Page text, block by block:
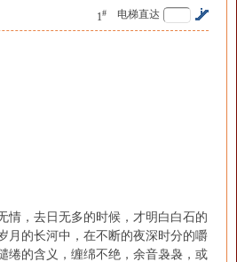
电梯直达
1#
情，去日无多的时候，才明白白石的
月的长河中，在不断的夜深时分的嚼
绻的含义，缠绵不绝，余音袅袅，或